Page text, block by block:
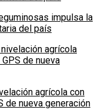
impulsa la
del país
agrícola con
de nueva generación